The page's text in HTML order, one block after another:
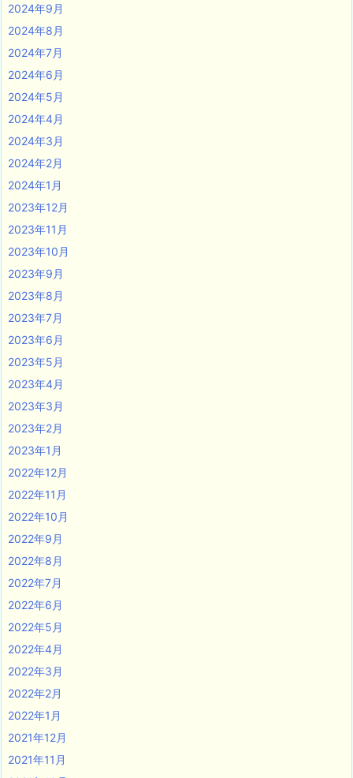
2024年9月
2024年8月
2024年7月
2024年6月
2024年5月
2024年4月
2024年3月
2024年2月
2024年1月
2023年12月
2023年11月
2023年10月
2023年9月
2023年8月
2023年7月
2023年6月
2023年5月
2023年4月
2023年3月
2023年2月
2023年1月
2022年12月
2022年11月
2022年10月
2022年9月
2022年8月
2022年7月
2022年6月
2022年5月
2022年4月
2022年3月
2022年2月
2022年1月
2021年12月
2021年11月